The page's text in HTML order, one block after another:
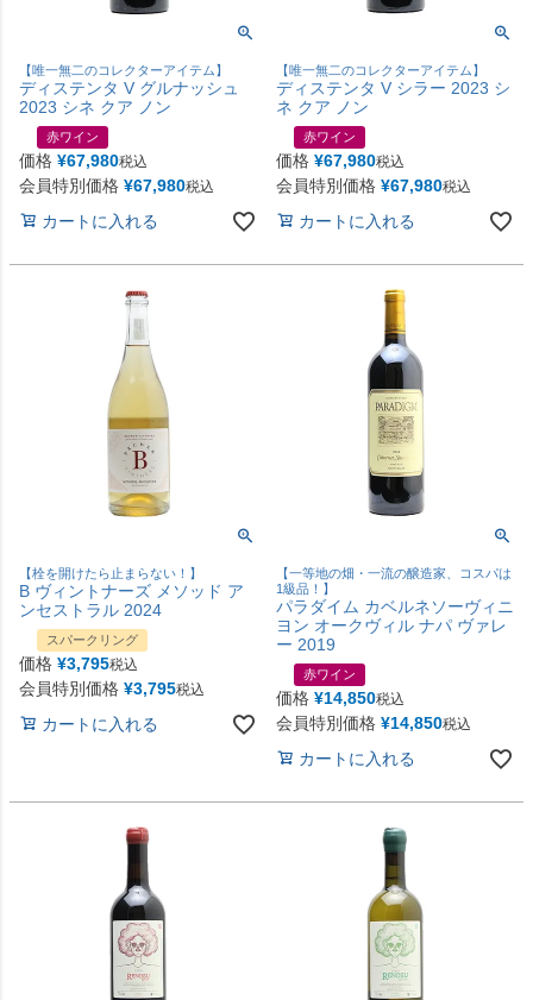
【唯一無二のコレクターアイテム】
ディステンタ V グルナッシュ
2023 シネ クア ノン
赤ワイン
価格 ¥67,980税込
会員特別価格 ¥67,980税込
カートに入れる
【唯一無二のコレクターアイテム】
ディステンタ V シラー 2023 シ
ネ クア ノン
赤ワイン
価格 ¥67,980税込
会員特別価格 ¥67,980税込
カートに入れる
【栓を開けたら止まらない！】
B ヴィントナーズ メソッド ア
ンセストラル 2024
スパークリング
価格 ¥3,795税込
会員特別価格 ¥3,795税込
カートに入れる
【一等地の畑・一流の醸造家、コスパは
1級品！】
パラダイム カベルネソーヴィニ
ヨン オークヴィル ナパ ヴァレ
ー 2019
赤ワイン
価格 ¥14,850税込
会員特別価格 ¥14,850税込
カートに入れる